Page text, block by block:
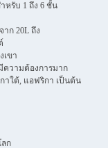
หรับ 1 ถึง 6 ชั้น
ก 20L ถึง
เขา
ความต้องการมาก
าใต้, แอฟริกา เป็นต้น
ก